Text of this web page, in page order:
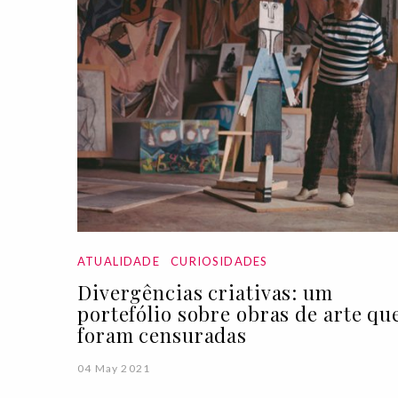
ATUALIDADE CURIOSIDADES
Divergências criativas: um
portefólio sobre obras de arte
foram censuradas
04 May 2021